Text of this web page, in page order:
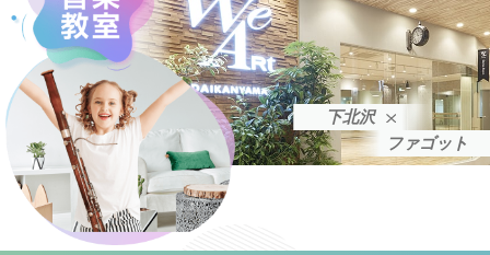
下北沢
ファゴット